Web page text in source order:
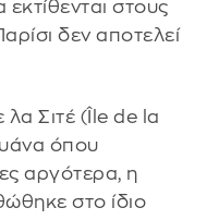
εκτίθενται στους
δεν αποτελεί
λα Σιτέ (Île de la
όπου
αργότερα, η
στο ίδιο